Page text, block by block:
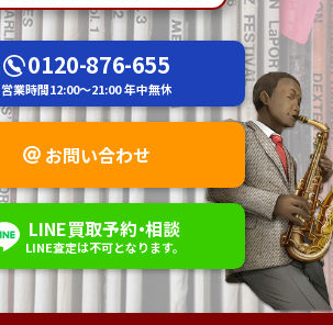
0120-876-655
営業時間12:00～21:00年中無休
お問い合わせ
LINE買取予約・相談
LINE査定は不可となります。